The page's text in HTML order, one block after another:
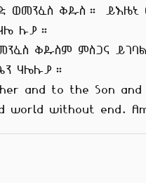
ወመንፈስ ቅዱስ። ይእዜኒ
ሉያ።
ቅዱስም ምስጋና
ሃሌሉያ።
and to the Son
world without end.